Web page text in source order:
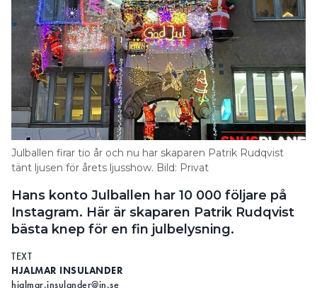
testat att koppla två ljusstakar till samma elmätare,
där ena var kopplad med glödlampor och den
andra med LED.
Tillsammans drog de 22 watt, men släcker man den
med glödlamporna sjunker förbrukningen till
under en watt.
”Just själva julbelysningen är en
liten last och påverkar inte
effekttarifferna så mycket.”
– Det säger mycket. Belysning generellt är inte den
stora energislukaren längre. En LED-slinga på 10
en-två kronor per dag, beroende på elpriset, säger
Niklas Johansson och fortsätter:
Julballen firar tio år och nu har skaparen Patrik Rudqvist
tänt ljusen för årets ljusshow. Bild: Privat
Hans konto Julballen har 10 000 följare på
Instagram. Här är skaparen Patrik Rudqvist
bästa knep för en fin julbelysning.
TEXT
HJALMAR INSULANDER
hjalmar.insulander@in.se